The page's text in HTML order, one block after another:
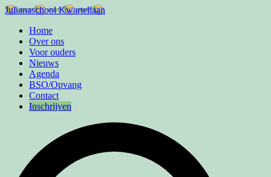
Julianaschool Kwartellaan
Home
Over ons
Voor ouders
Nieuws
Agenda
BSO/Opvang
Contact
Inschrijven